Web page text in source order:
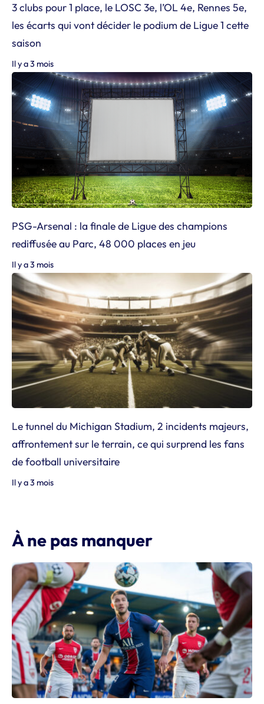
3 clubs pour 1 place, le LOSC 3e, l’OL 4e, Rennes 5e,
les écarts qui vont décider le podium de Ligue 1 cette
saison
Il y a 3 mois
PSG-Arsenal : la finale de Ligue des champions
rediffusée au Parc, 48 000 places en jeu
Il y a 3 mois
Le tunnel du Michigan Stadium, 2 incidents majeurs,
affrontement sur le terrain, ce qui surprend les fans
de football universitaire
Il y a 3 mois
À ne pas manquer